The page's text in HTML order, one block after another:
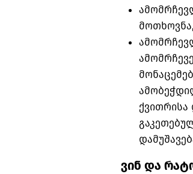
ქვითრისა
ვინ და